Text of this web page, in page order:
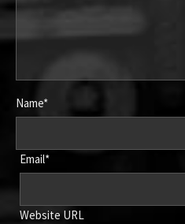
Name*
Email*
Website URL